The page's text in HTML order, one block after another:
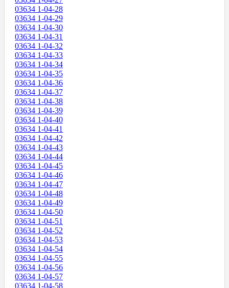
03634 1-04-28
03634 1-04-29
03634 1-04-30
03634 1-04-31
03634 1-04-32
03634 1-04-33
03634 1-04-34
03634 1-04-35
03634 1-04-36
03634 1-04-37
03634 1-04-38
03634 1-04-39
03634 1-04-40
03634 1-04-41
03634 1-04-42
03634 1-04-43
03634 1-04-44
03634 1-04-45
03634 1-04-46
03634 1-04-47
03634 1-04-48
03634 1-04-49
03634 1-04-50
03634 1-04-51
03634 1-04-52
03634 1-04-53
03634 1-04-54
03634 1-04-55
03634 1-04-56
03634 1-04-57
03634 1-04-58